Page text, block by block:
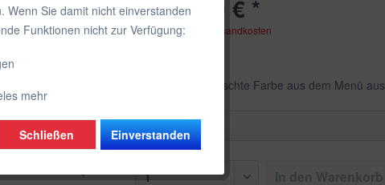
ab 89,90 € *
inkl. MwSt.zzgl. Versandkosten
Wähle die gewünschte Farbe aus dem Menü aus
Wenn Sie damit nicht einverstanden
Funktionen nicht zur Verfügung:
mehr
Einverstanden
Schließen